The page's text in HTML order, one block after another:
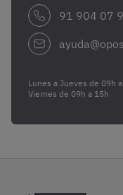
91 904 07
Lunes a Jueves de 09h
Viernes de 09h a 15h